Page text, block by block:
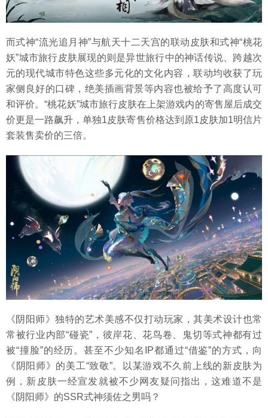
而式神“流光追月神”与航天十二天宫的联动皮肤和式神“桃花
妖”城市旅行皮肤展现的则是异世旅行中的神话传说、跨越次
元的现代城市特色这些多元化的文化内容，联动均收获了玩
家侧良好的口碑，绝美插画背景等内容也被给予了高度认可
和评价。“桃花妖”城市旅行皮肤在上架游戏内的寄售屋后成交
价更是一路飙升，单独1皮肤寄售价格达到原1皮肤加1明信片
套装售卖价的三倍。
《阴阳师》独特的艺术美感不仅打动玩家，其美术设计也常
常被行业内部“碰瓷”，彼岸花、花鸟卷、鬼切等式神都有过
被“撞脸”的经历。甚至不少知名IP都通过“借鉴”的方式，向
《阴阳师》的美工“致敬”。以某游戏不久前上线的新皮肤为
例，新皮肤一经宣发就被不少网友疑问指出，这难道不是
《阴阳师》的SSR式神须佐之男吗？